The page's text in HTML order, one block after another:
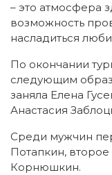
– это атмосфера
возможность
насладиться
По окончании
следующим
заняла Елена
Анастасия
Среди мужчин
Потапкин,
Корнюшкин.